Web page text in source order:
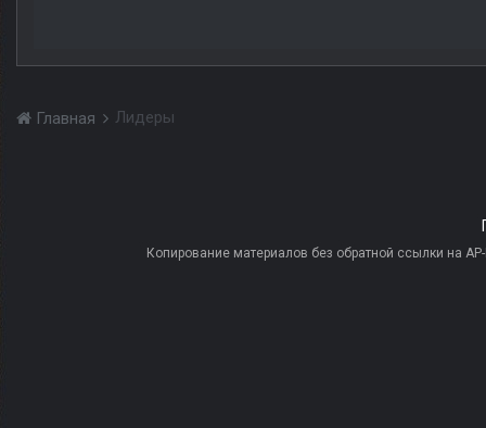
Главная Лидеры
Копирование материалов без обратной ссылки на